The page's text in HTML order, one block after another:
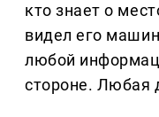
кто знает о
видел его
любой
стороне. Любая